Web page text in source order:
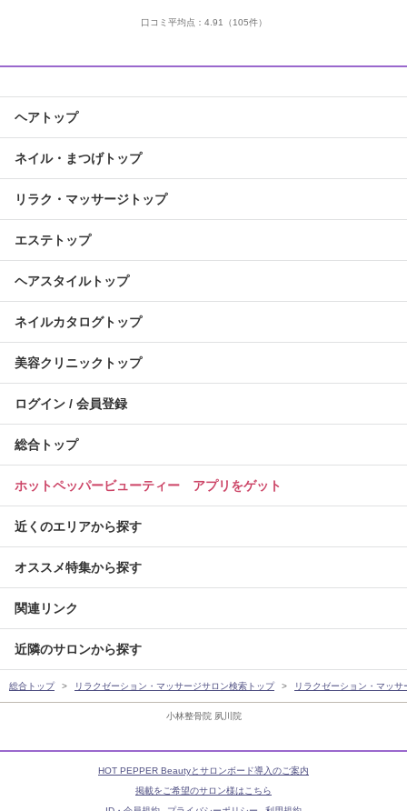
小林整骨院 夙川院
口コミ平均点： 4.91 （105件）
ヘアトップ
ネイル・まつげトップ
リラク・マッサージトップ
エステトップ
ヘアスタイルトップ
ネイルカタログトップ
美容クリニックトップ
ログイン / 会員登録
総合トップ
ホットペッパービューティー アプリをゲット
近くのエリアから探す
オススメ特集から探す
関連リンク
近隣のサロンから探す
総合トップ リラクゼーション・マッサージサロン検索トップ リラクゼーション・マッ
HOT PEPPER Beautyとサロンボード導入のご案内
掲載をご希望のサロン様はこちら